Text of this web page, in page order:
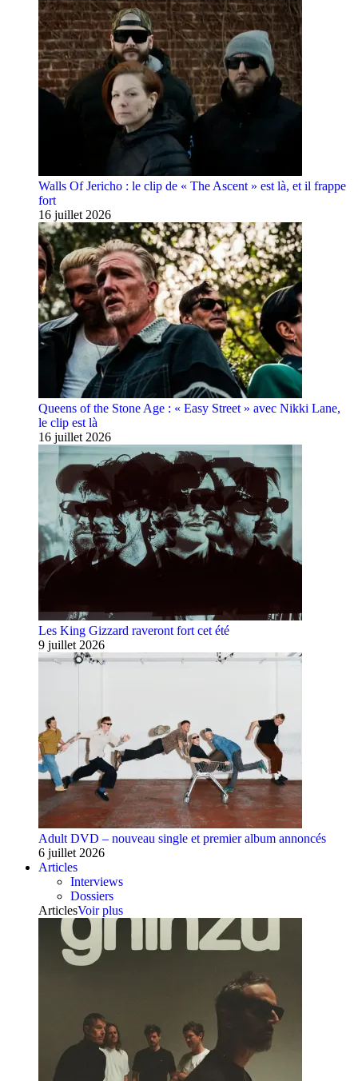
Walls Of Jericho : le clip de « The Ascent » est là, et il frappe
fort
16 juillet 2026
Queens of the Stone Age : « Easy Street » avec Nikki Lane,
le clip est là
16 juillet 2026
Les King Gizzard raveront fort cet été
9 juillet 2026
Adult DVD – nouveau single et premier album annoncés
6 juillet 2026
Articles
Interviews
Dossiers
ArticlesVoir plus